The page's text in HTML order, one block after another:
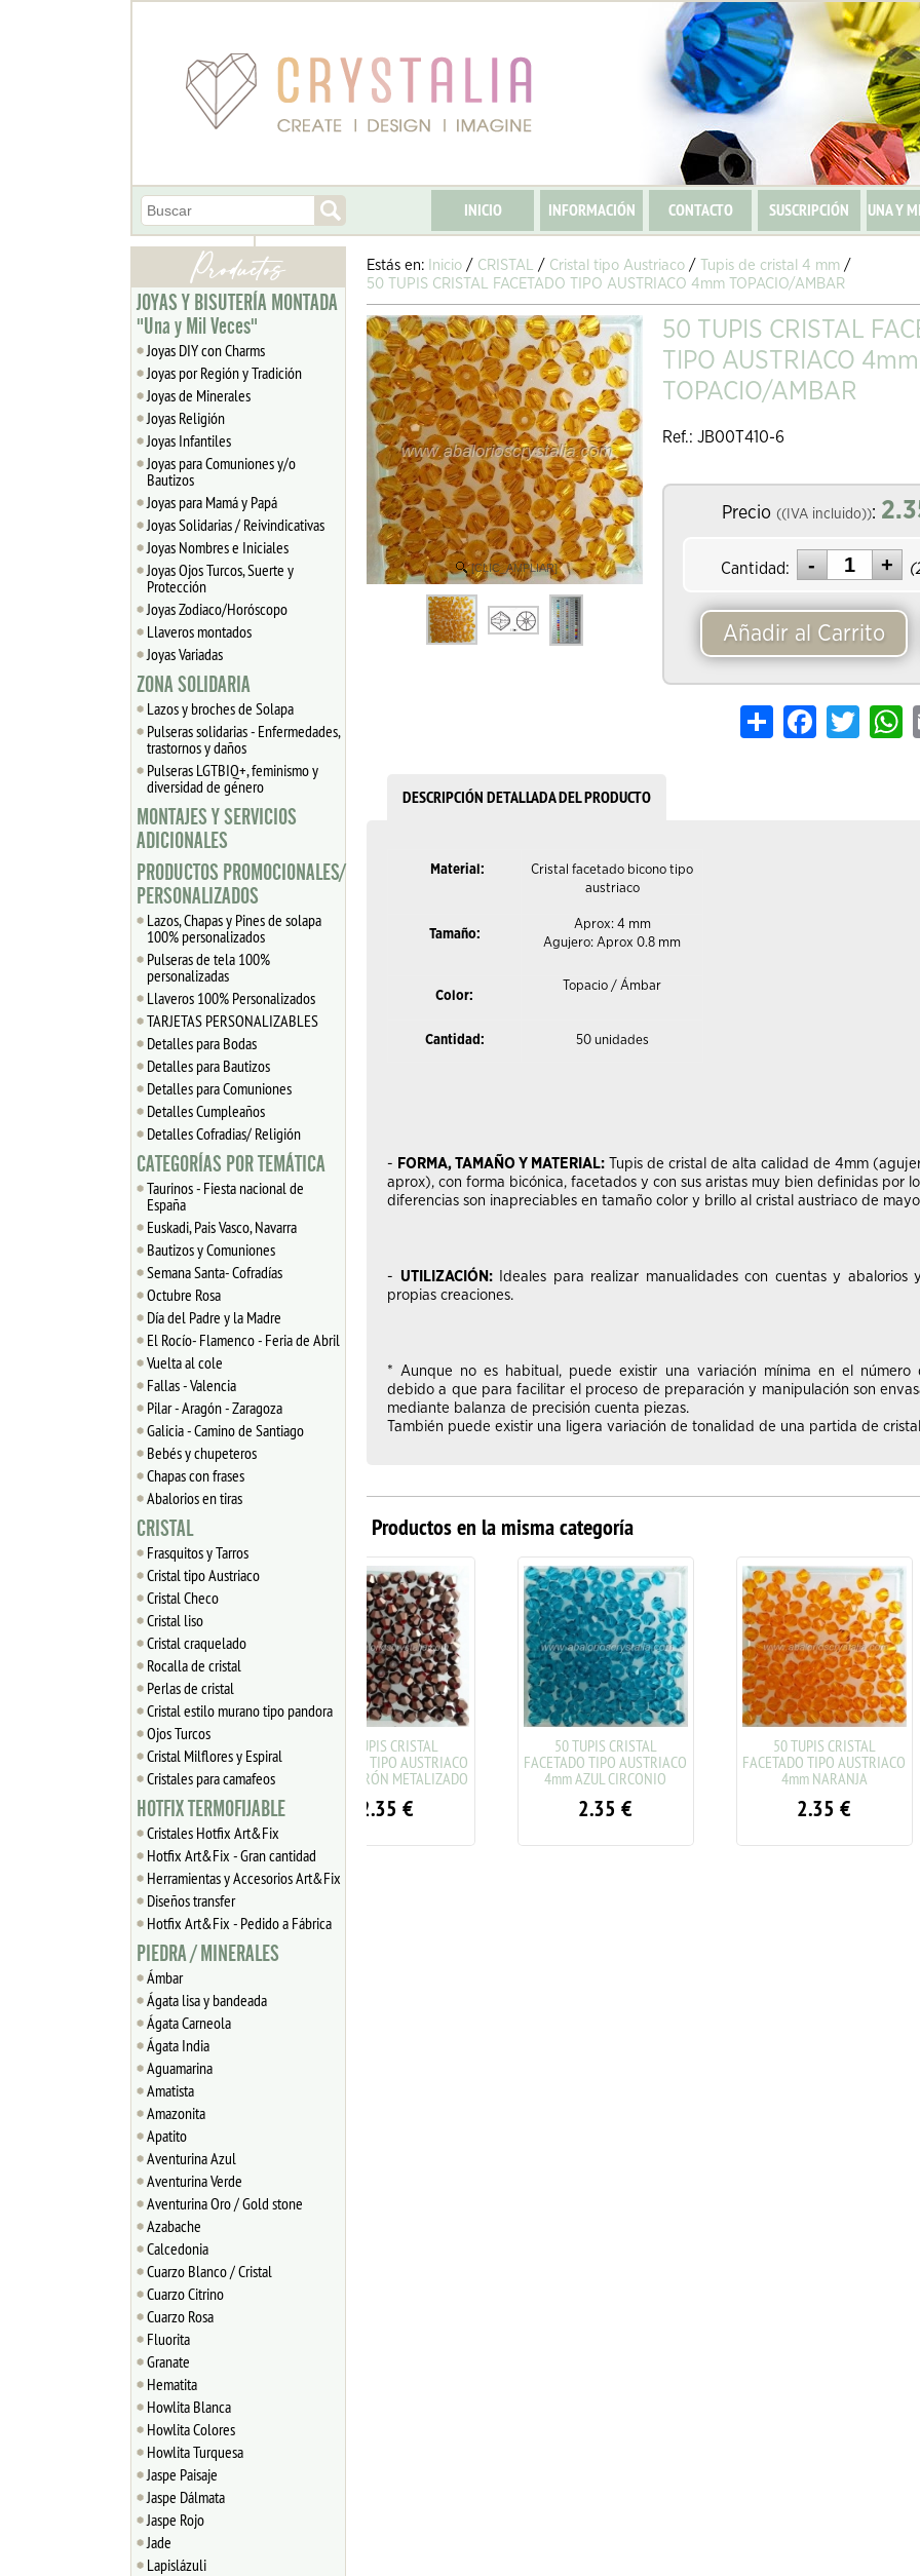
INICIO INFORMACIÓN CONTACTO SUSCRIPCIÓN UNA Y
JOYAS Y BISUTERÍA MONTADA
"Una y Mil Veces"
Joyas DIY con Charms
Joyas por Región y Tradición
Joyas de Minerales
Joyas Religión
Joyas Infantiles
Joyas para Comuniones y/o
Bautizos
Joyas para Mamá y Papá
Joyas Solidarias / Reivindicativas
Joyas Nombres e Iniciales
Joyas Ojos Turcos, Suerte y
Protección
Joyas Zodiaco/Horóscopo
Llaveros montados
Joyas Variadas
ZONA SOLIDARIA
Lazos y broches de Solapa
Pulseras solidarias - Enfermedades,
trastornos y daños
Pulseras LGTBIQ+, feminismo y
diversidad de género
MONTAJES Y SERVICIOS
ADICIONALES
PRODUCTOS PROMOCIONALES/
PERSONALIZADOS
Lazos, Chapas y Pines de solapa
100% personalizados
Pulseras de tela 100%
personalizadas
Llaveros 100% Personalizados
TARJETAS PERSONALIZABLES
Detalles para Bodas
Detalles para Bautizos
Detalles para Comuniones
Detalles Cumpleaños
Detalles Cofradias/ Religión
CATEGORÍAS POR TEMÁTICA
Taurinos - Fiesta nacional de
España
Euskadi, Pais Vasco, Navarra
Bautizos y Comuniones
Semana Santa- Cofradías
Octubre Rosa
Día del Padre y la Madre
El Rocío- Flamenco - Feria de Abril
Vuelta al cole
Fallas - Valencia
Pilar - Aragón - Zaragoza
Galicia - Camino de Santiago
Bebés y chupeteros
Chapas con frases
Abalorios en tiras
CRISTAL
Frasquitos y Tarros
Cristal tipo Austriaco
Cristal Checo
Cristal liso
Cristal craquelado
Rocalla de cristal
Perlas de cristal
Cristal estilo murano tipo pandora
Ojos Turcos
Cristal Milflores y Espiral
Cristales para camafeos
HOTFIX TERMOFIJABLE
Cristales Hotfix Art&Fix
Hotfix Art&Fix - Gran cantidad
Herramientas y Accesorios Art&Fix
Diseños transfer
Hotfix Art&Fix - Pedido a Fábrica
PIEDRA / MINERALES
Ámbar
Ágata lisa y bandeada
Ágata Carneola
Ágata India
Aguamarina
Amatista
Amazonita
Apatito
Aventurina Azul
Aventurina Verde
Aventurina Oro / Gold stone
Azabache
Calcedonia
Cuarzo Blanco / Cristal
Cuarzo Citrino
Cuarzo Rosa
Fluorita
Granate
Hematita
Howlita Blanca
Howlita Colores
Howlita Turquesa
Jaspe Paisaje
Jaspe Dálmata
Jaspe Rojo
Jade
Lapislázuli
Estás en: Inicio / CRISTAL / Cristal tipo Austriaco / Tupis de cristal 4 mm /
50 TUPIS CRISTAL FACETADO TIPO AUSTRIACO 4mm TOPACIO/AMBAR
[CLIC_AMPLIAR]
50 TUPIS CRISTAL
TIPO AUSTRIACO 4mm
TOPACIO/AMBAR
Ref.: JB00T410-6
Precio((IVA incluido)):
Cantidad: (
Añadir al Carrito
Share FacebookTwitter
DESCRIPCIÓN DETALLADA DEL PRODUCTO
Material:
Cristal facetado bicono tipo
austriaco
Tamaño:
Aprox: 4 mm
Agujero: Aprox 0.8 mm
Color:
Topacio / Ámbar
Cantidad: 50 unidades
- FORMA, TAMAÑO Y MATERIAL: Tupis de cristal de alta calidad de 4mm
aprox), con forma bicónica, facetados y con sus aristas muy bien definidas por
diferencias son inapreciables en tamaño color y brillo al cristal austriaco de
- UTILIZACIÓN:Ideales para realizar manualidades con cuentas y abalorios
propias creaciones.
* Aunque no es habitual, puede existir una variación mínima en el número
debido a que para facilitar el proceso de preparación y manipulación son
mediante balanza de precisión cuenta piezas.
También puede existir una ligera variación de tonalidad de una partida de
Productos en la misma categoría
50 TUPIS CRISTAL
FACETADO TIPO AUSTRIACO
4mm MARRÓN METALIZADO
2.35€
50 TUPIS CRISTAL
FACETADO TIPO AUSTRIACO
4mm AZUL CIRCONIO
50 TUPIS CRISTAL
FACETADO TIPO AUSTRIACO
4mm NARANJA
50 TUPIS
FACETADO
4mm